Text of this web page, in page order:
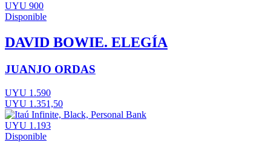
UYU 900
Disponible
DAVID BOWIE. ELEGÍA
JUANJO ORDAS
UYU 1.590
UYU 1.351,50
UYU 1.193
Disponible